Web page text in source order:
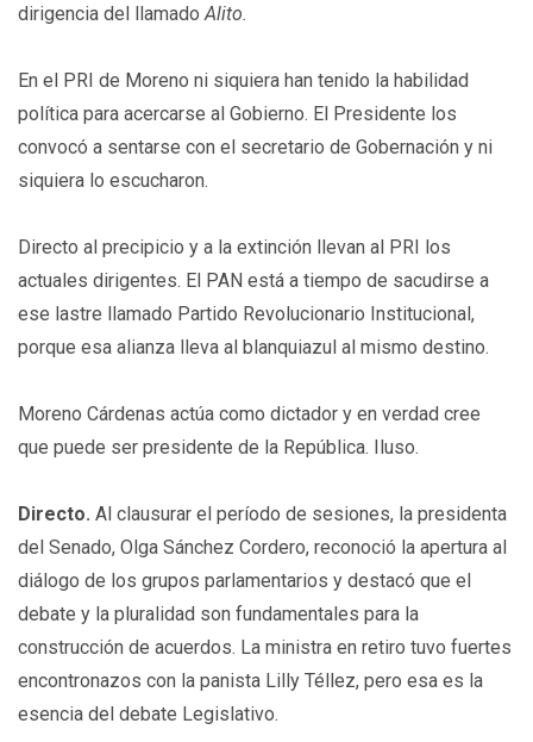
dirigencia del llamadoAlito.
En el PRI de Moreno ni siquiera han tenido la habilidad
política para acercarse al Gobierno. El Presidente los
convocó a sentarse con el secretario de Gobernación y ni
siquiera lo escucharon.
Directo al precipicio y a la extinción llevan al PRI los
actuales dirigentes. El PAN está a tiempo de sacudirse a
ese lastre llamado Partido Revolucionario Institucional,
porque esa alianza lleva al blanquiazul al mismo destino.
Moreno Cárdenas actúa como dictador y en verdad cree
que puede ser presidente de la República. Iluso.
Directo. Al clausurar el período de sesiones, la presidenta
del Senado, Olga Sánchez Cordero, reconoció la apertura al
diálogo de los grupos parlamentarios y destacó que el
debate y la pluralidad son fundamentales para la
construcción de acuerdos. La ministra en retiro tuvo fuertes
encontronazos con la panista Lilly Téllez, pero esa es la
esencia del debate Legislativo.